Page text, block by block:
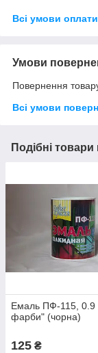
Всі умови оплати
Умови
Повернення
Всі умови
Подібні товари
Емаль ПФ-115, 0.9
фарби" (чорна)
125 ₴